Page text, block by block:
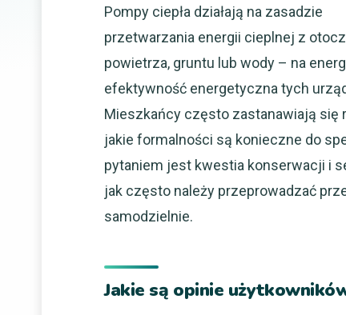
Pompy ciepła działają na zasadzie
przetwarzania energii cieplnej z
powietrza, gruntu lub wody – na
efektywność energetyczna tych
Mieszkańcy często zastanawiają się
jakie formalności są konieczne do
pytaniem jest kwestia konserwacji i
jak często należy przeprowadzać
samodzielnie.
Jakie są opinie